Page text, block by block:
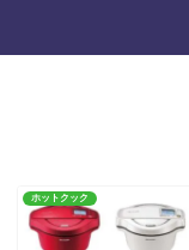
ホットクック